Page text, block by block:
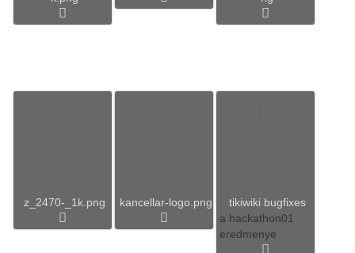
z_2470-_1k.png kancellar-logo.png
tikiwiki bugfixes
a hackathon01
eredmenye